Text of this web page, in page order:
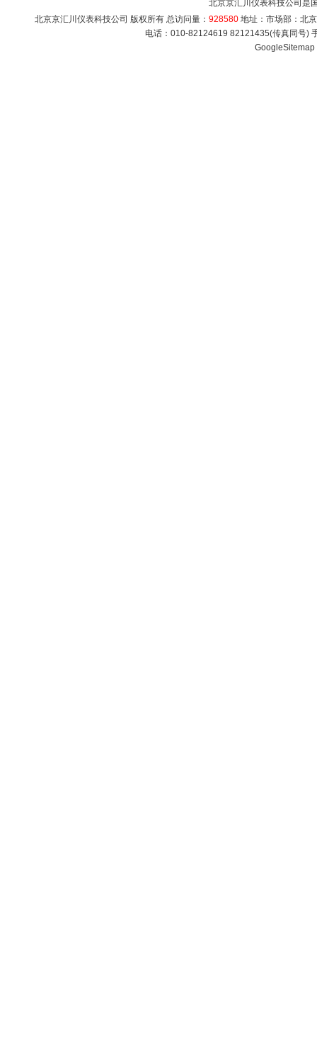
北京京汇川仪表科技公司是
北京京汇川仪表科技公司 版权所有 总访问量： 928580 地址：市场部：北
电话：010-82124619 82121435(传真同号)
GoogleSitemap